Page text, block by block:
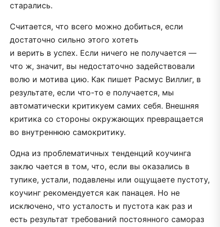
старались.
Считается, что всего можно добиться, если
достаточно сильно этого хотеть
и верить в успех. Если ничего не получается —
что ж, значит, вы недостаточно задействовали
волю и мотива цию. Как пишет Расмус Виллиг, в
результате, если что-то е получается, мы
автоматически критикуем самих себя. Внешняя
критика со стороны окружающих превращается
во внутреннюю самокритику.
Одна из проблематичных тенденций коучинга
заклю чается в том, что, если вы оказались в
тупике, устали, подавлены или ощущаете пустоту,
коучинг рекомендуется как панацея. Но не
исключено, что усталость и пустота как раз и
есть результат требований постоянного самораз